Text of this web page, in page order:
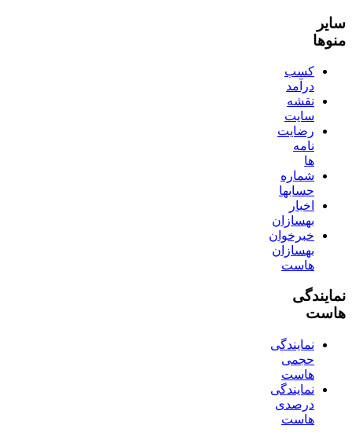
سایر
منوها
کسب
درآمد
نقشه
سایت
رضایت
نامه
ها
شماره
حسابها
اخبار
بهسازان
خبرخوان
بهسازان
هاست
نمایندگی
هاست
نمایندگی
حجمی
هاست
نمایندگی
درصدی
هاست